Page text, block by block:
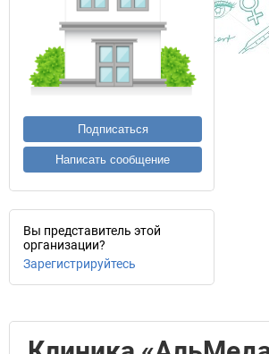
Подписаться
Написать сообщение
Вы представитель этой
организации?
Зарегистрируйтесь